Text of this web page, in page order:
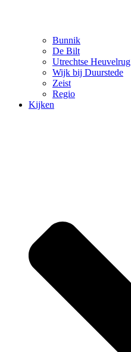
Bunnik
De Bilt
Utrechtse Heuvelrug
Wijk bij Duurstede
Zeist
Regio
Kijken